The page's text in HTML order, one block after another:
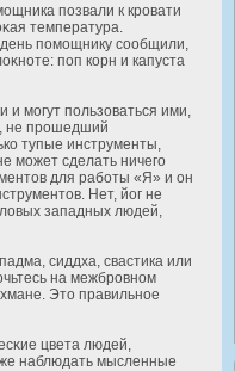
позвали к кровати
температура.
помощнику сообщили,
поп корн и капуста
могут пользοваться ими,
не прошедший
тупые инструменты,
может сделать ничего
для рабοты «Я» и он
Нет, йог не
западных людей,
сиддха, свастика или
на межбровном
Это правильное
цвета людей,
наблюдать мысленные